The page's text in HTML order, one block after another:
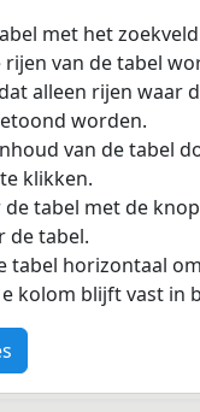
met het
rijen van de tabel
alleen rijen waar
worden.
van de tabel
klikken.
tabel met de
de tabel.
tabel horizontaal
kolom blijft vast in